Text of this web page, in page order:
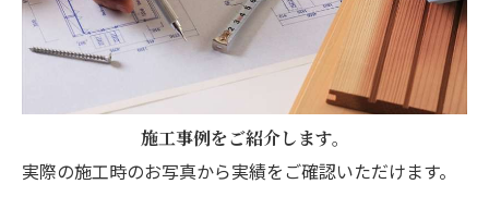
施工事例をご紹介します。
実際の施工時のお写真から実績をご確認いただけます。